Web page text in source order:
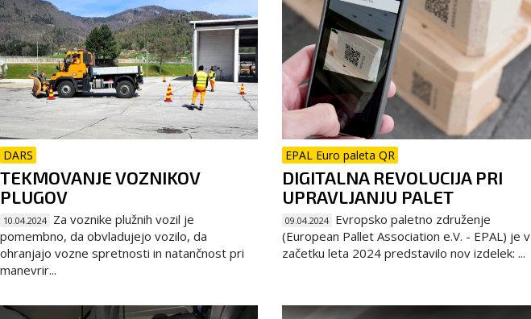
DARS
TEKMOVANJE VOZNIKOV
PLUGOV
10.04.2024 Za voznike plužnih vozil je
pomembno, da obvladujejo vozilo, da
ohranjajo vozne spretnosti in natančnost pri
manevrir...
EPAL Euro paleta QR
DIGITALNA REVOLUCIJA PRI
UPRAVLJANJU PALET
09.04.2024 Evropsko paletno združenje
(European Pallet Association e.V. - EPAL) je v
začetku leta 2024 predstavilo nov izdelek: ...